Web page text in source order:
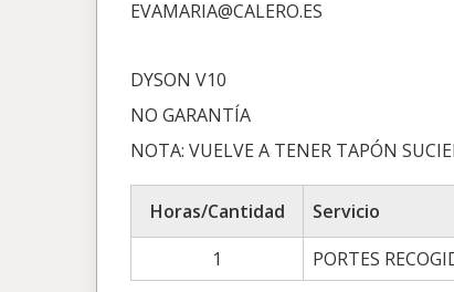
EVAMARIA@CALERO.ES
DYSON V10
NO GARANTÍA
NOTA: VUELVE A TENER TAPÓN
Horas/Cantidad Servicio
1
PORTES